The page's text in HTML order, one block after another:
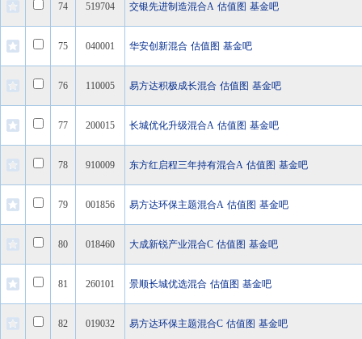
74 519704 交银先进制造混合A 估值图 基金吧
75 040001 华安创新混合 估值图 基金吧
76 110005 易方达积极成长混合 估值图 基金吧
77 200015 长城优化升级混合A 估值图 基金吧
78 910009 东方红启程三年持有混合A 估值图 基金吧
79 001856 易方达环保主题混合A 估值图 基金吧
80 018460 大成新锐产业混合C 估值图 基金吧
81 260101 景顺长城优选混合 估值图 基金吧
82 019032 易方达环保主题混合C 估值图 基金吧